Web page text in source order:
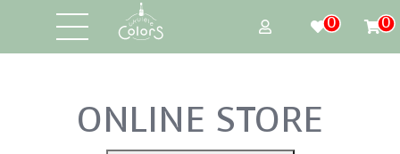
0 0
ONLINE STORE